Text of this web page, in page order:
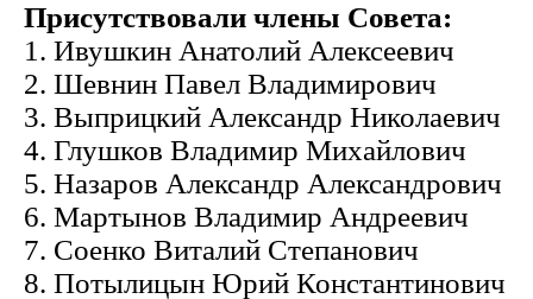
Присутствовали члены Совета:
1. Ивушкин Анатолий Алексеевич
2. Шевнин Павел Владимирович
3. Выприцкий Александр Николаевич
4. Глушков Владимир Михайлович
5. Назаров Александр Александрович
6. Мартынов Владимир Андреевич
7. Соенко Виталий Степанович
8. Потылицын Юрий Константинович